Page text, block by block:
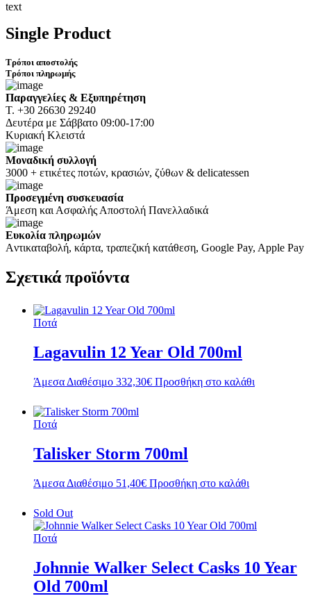
text
Single Product
Τρόποι αποστολής
Τρόποι πληρωμής
Παραγγελίες & Εξυπηρέτηση
Τ. +30 26630 29240
Δευτέρα με Σάββατο 09:00-17:00
Κυριακή Κλειστά
Μοναδική συλλογή
3000 + ετικέτες ποτών, κρασιών, ζύθων & delicatessen
Προσεγμένη συσκευασία
Άμεση και Ασφαλής Αποστολή Πανελλαδικά
Ευκολία πληρωμών
Aντικαταβολή, κάρτα, τραπεζική κατάθεση, Google Pay, Apple Pay
Σχετικάπροϊόντα
Ποτά
Lagavulin 12 Year Old 700ml
Άμεσα Διαθέσιμο 332,30€ Προσθήκη στο καλάθι
Ποτά
Talisker Storm 700ml
Άμεσα Διαθέσιμο 51,40€ Προσθήκη στο καλάθι
Sold Out
Ποτά
Johnnie Walker Select Casks 10 Year
Old 700ml